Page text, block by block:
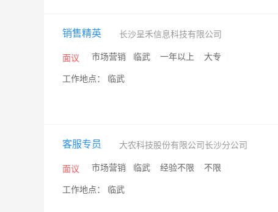
销售精英 长沙呈禾信息科技有限公司
面议 市场营销 临武 一年以上 大专
工作地点： 临武
客服专员 大农科技股份有限公司长沙分公司
面议 市场营销 临武 经验不限 不限
工作地点： 临武